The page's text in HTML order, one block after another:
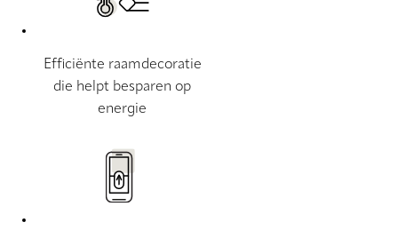
Efficiënte raamdecoratie
die helpt besparen op
energie